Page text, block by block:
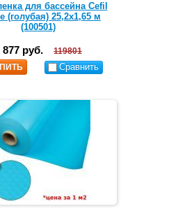
для бассейна Cefil
(голубая) 25,2х1,65 м
(100501)
877 руб.
119801
Сравнить